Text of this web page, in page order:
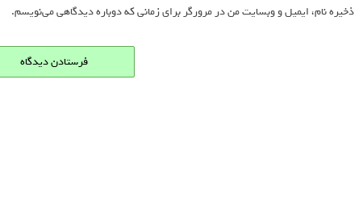
ذخیره نام، ایمیل و وبسایت من در مرورگر برای زمانی که دوباره دیدگاهی می‌نویسم.